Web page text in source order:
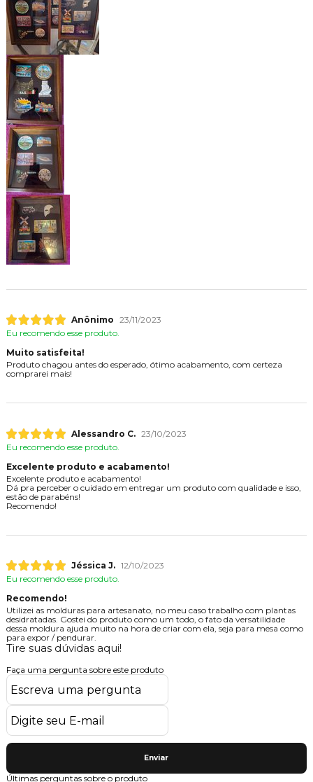
Anônimo 23/11/2023
Eu recomendo esse produto.
Muito satisfeita!
Produto chagou antes do esperado, ótimo acabamento, com certeza
comprarei mais!
Alessandro C. 23/10/2023
Eu recomendo esse produto.
Excelente produto e acabamento!
Excelente produto e acabamento!
Dá pra perceber o cuidado em entregar um produto com qualidade e isso,
estão de parabéns!
Recomendo!
Jéssica J. 12/10/2023
Eu recomendo esse produto.
Recomendo!
Utilizei as molduras para artesanato, no meu caso trabalho com plantas
desidratadas. Gostei do produto como um todo, o fato da versatilidade
dessa moldura ajuda muito na hora de criar com ela, seja para mesa como
para expor / pendurar.
Tire suas dúvidas aqui!
Faça uma pergunta sobre este produto
Enviar
Últimas perguntas sobre o produto